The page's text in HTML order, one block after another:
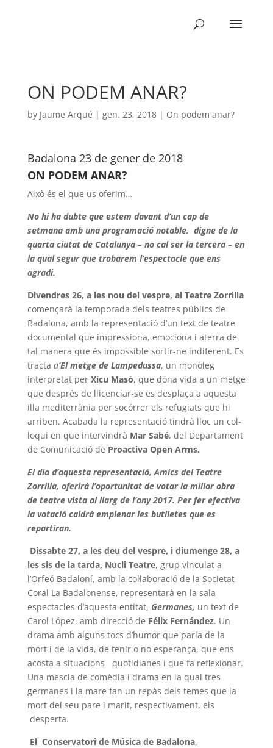
ON PODEM ANAR?
by Jaume Arqué | gen. 23, 2018| On podem anar?
Badalona 23 de gener de 2018
ON PODEM ANAR?
Això és el que us oferim…
No hi ha dubte que estem davant d’un cap de
setmana amb una programació notable, digne de la
quarta ciutat de Catalunya – no cal ser la tercera – en
la qual segur que trobarem l’espectacle que ens
agradi.
Divendres 26, a les nou del vespre, al Teatre Zorrilla
començarà la temporada dels teatres públics de
Badalona, amb la representació d’un text de teatre
documental que impressiona, emociona i aterra de
tal manera que és impossible sortir-ne indiferent. Es
tracta d‘El metge de Lampedussa, un monòleg
interpretat per Xicu Masó, que dóna vida a un metge
que després de llicenciar-se es desplaça a aquesta
illa mediterrània per socórrer els refugiats que hi
arriben. Acabada la representació tindrà lloc un col-
loqui en que intervindrà Mar Sabé, del Departament
de Comunicació de Proactiva Open Arms.
El dia d’aquesta representació, Amics del Teatre
Zorrilla, oferirà l’oportunitat de votar la millor obra
de teatre vista al llarg de l’any 2017. Per fer efectiva
la votació caldrà emplenar les butlletes que es
repartiran.
Dissabte 27, a les deu del vespre, i diumenge 28, a
les sis de la tarda, Nucli Teatre, grup vinculat a
l’Orfeó Badaloní, amb la col·laboració de la Societat
Coral La Badalonense, representarà en la sala
espectacles d’aquesta entitat, Germanes, un text de
Carol López, amb direcció de Félix Fernández. Un
drama amb alguns tocs d’humor que parla de la
mort i de la vida, de tenir o no esperança, que ens
acosta a situacions quotidianes i que fa reflexionar.
Una mescla de comèdia i drama en la qual tres
germanes i la mare fan un repàs dels temes que la
mort del seu pare i marit, respectivament, els
desperta.
El Conservatori de Música de Badalona,